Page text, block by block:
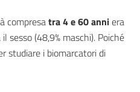
compresatra 4 e 60 anniera
sesso (48,9% maschi). Poiché
studiare i biomarcatori di